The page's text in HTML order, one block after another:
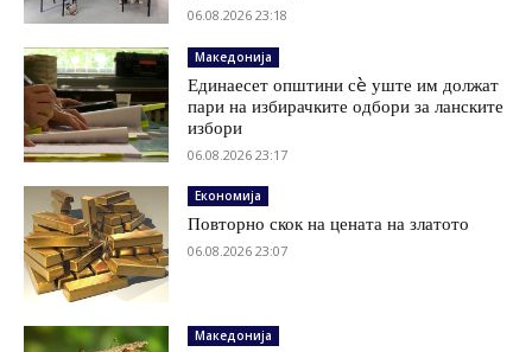
06.08.2026 23:18
Македонија
Единаесет општини сè уште им должат
пари на избирачките одбори за ланските
избори
06.08.2026 23:17
Економија
Повторно скок на цената на златото
06.08.2026 23:07
Македонија